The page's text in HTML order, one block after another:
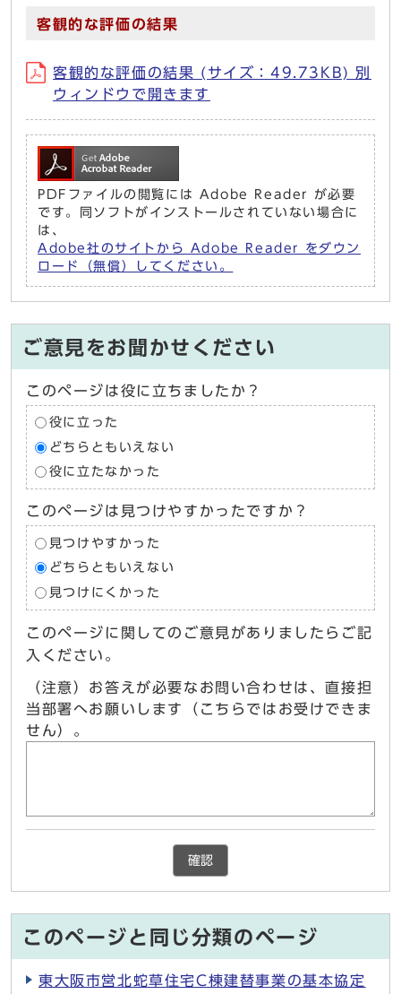
客観的な評価の結果
客観的な評価の結果 (サイズ：49.73KB) 別
ウィンドウで開きます
PDFファイルの閲覧には Adobe Reader が必要
です。同ソフトがインストールされていない場合に
は、
Adobe社のサイトから Adobe Reader をダウン
ロード（無償）してください。
ご意見をお聞かせください
このページは役に立ちましたか？
役に立った
どちらともいえない
役に立たなかった
このページは見つけやすかったですか？
見つけやすかった
どちらともいえない
見つけにくかった
このページに関してのご意見がありましたらご記
入ください。
（注意）お答えが必要なお問い合わせは、直接担
当部署へお願いします（こちらではお受けできま
せん）。
確認
このページと同じ分類のページ
東大阪市営北蛇草住宅C棟建替事業の基本協定